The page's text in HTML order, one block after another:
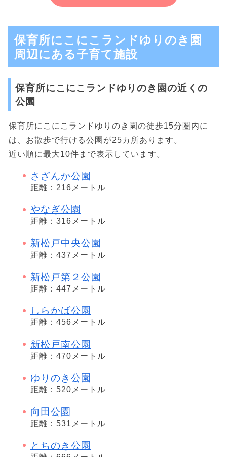
保育所にこにこランドゆりのき園
周辺にある子育て施設
保育所にこにこランドゆりのき園の近くの
公園
保育所にこにこランドゆりのき園の徒歩15分圏内に
は、お散歩で行ける公園が25カ所あります。
近い順に最大10件まで表示しています。
さざんか公園
距離：216メートル
やなぎ公園
距離：316メートル
新松戸中央公園
距離：437メートル
新松戸第２公園
距離：447メートル
しらかば公園
距離：456メートル
新松戸南公園
距離：470メートル
ゆりのき公園
距離：520メートル
向田公園
距離：531メートル
とちのき公園